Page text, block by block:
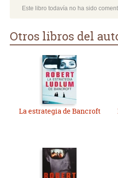
Este libro todavía no ha sido
Otros libros del
La estrategia de Bancroft